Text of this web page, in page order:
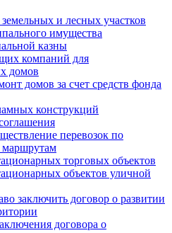
и лесных участков
имущества
казны
компаний для
домов
домов за счет средств фонда
конструкций
перевозок по
торговых объектов
объектов уличной
заключить договор о развитии
договора о